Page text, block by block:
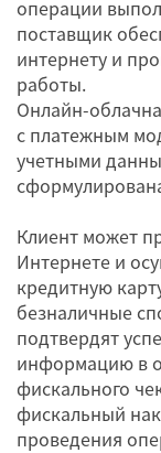
операции
поставщик
интернету и
работы.
Онлайн-
с платежным
учетными
Клиент может
Интернете и
кредитную
безналичные
подтвердят
информацию в
фискального
фискальный
проведения